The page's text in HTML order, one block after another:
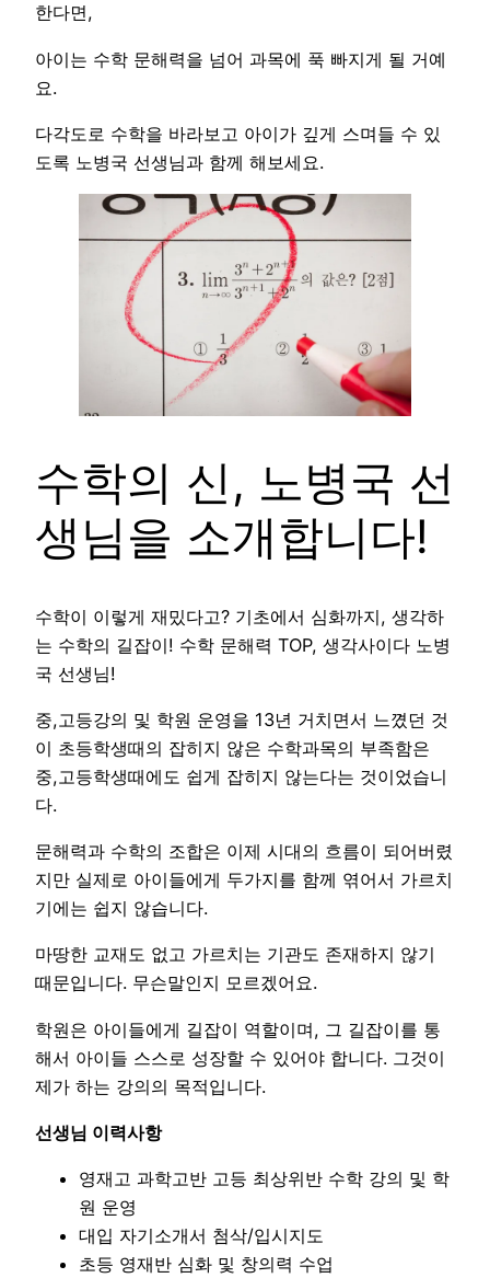
한다면,
아이는 수학 문해력을 넘어 과목에 푹 빠지게 될 거예
요.
다각도로 수학을 바라보고 아이가 깊게 스며들 수 있
도록 노병국 선생님과 함께 해보세요.
수학의 신, 노병국 선
생님을 소개합니다!
수학이 이렇게 재밌다고? 기초에서 심화까지, 생각하
는 수학의 길잡이! 수학 문해력 TOP, 생각사이다 노병
국 선생님!
중,고등강의 및 학원 운영을 13년 거치면서 느꼈던 것
이 초등학생때의 잡히지 않은 수학과목의 부족함은
중,고등학생때에도 쉽게 잡히지 않는다는 것이었습니
다.
문해력과 수학의 조합은 이제 시대의 흐름이 되어버렸
지만 실제로 아이들에게 두가지를 함께 엮어서 가르치
기에는 쉽지 않습니다.
마땅한 교재도 없고 가르치는 기관도 존재하지 않기
때문입니다. 무슨말인지 모르겠어요.
학원은 아이들에게 길잡이 역할이며, 그 길잡이를 통
해서 아이들 스스로 성장할 수 있어야 합니다. 그것이
제가 하는 강의의 목적입니다.
선생님 이력사항
영재고 과학고반 고등 최상위반 수학 강의 및 학
원 운영
대입 자기소개서 첨삭/입시지도
초등 영재반 심화 및 창의력 수업